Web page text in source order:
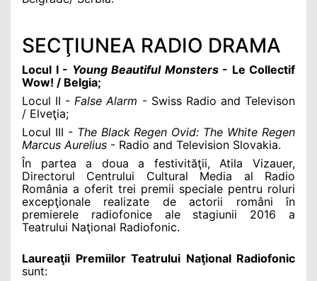
SECŢIUNEA RADIO DRAMA
Locul I - Young Beautiful Monsters- Le Collectif
Wow! / Belgia;
Locul II - False Alarm - Swiss Radio and Televison
/ Elveţia;
Locul III - The Black Regen Ovid: The White Regen
Marcus Aurelius - Radio and Television Slovakia.
În partea a doua a festivităţii,
Atila Vizauer,
Directorul Centrului Cultural Media al Radio
România a oferit trei premii speciale pentru roluri
excepţionale realizate de
actorii români
în
premierele radiofonice ale stagiunii 2016 a
Teatrului Naţional Radiofonic.
Laureaţii Premiilor Teatrului Naţional Radiofonic
sunt: